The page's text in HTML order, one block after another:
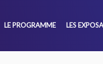
LE PROGRAMME LES